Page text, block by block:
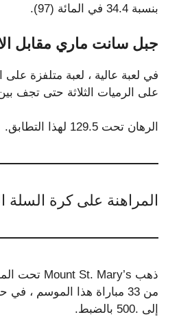
بنسبة 34.4 في المائة (97).
جبل سانت ماري مقابل
في لعبة عالية ، لعبة متلفزة
على الرميات الثلاثة حتى تجف
الرهان تحت 129.5 لهذا التطابق.
المراهنة على كرة السلة
إلى .500 بالضبط.